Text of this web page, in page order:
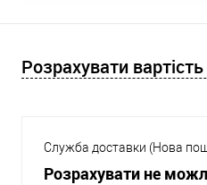
Розрахувати
Служба доставки (Нова
Розрахувати не